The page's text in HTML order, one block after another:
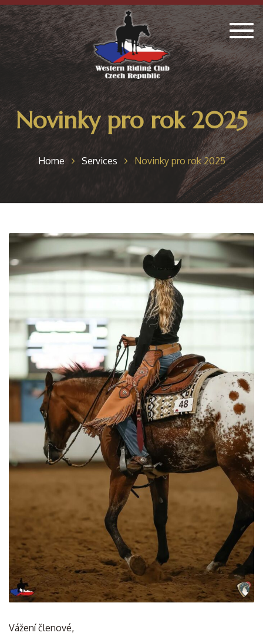
Novinky pro rok 2025
Home Services Novinky pro rok 2025
Vážení členové,